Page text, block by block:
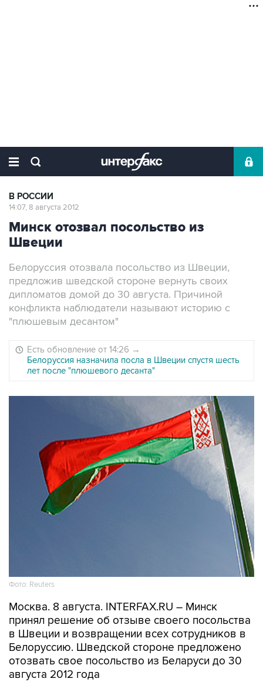
В РОССИИ
14:07, 8 августа 2012
Минск отозвал посольство из
Швеции
Белоруссия отозвала посольство из Швеции,
предложив шведской стороне вернуть своих
дипломатов домой до 30 августа. Причиной
конфликта наблюдатели называют историю с
"плюшевым десантом"
Есть обновление от 14:26 →
Белоруссия назначила посла в Швеции спустя шесть
лет после "плюшевого десанта"
Фото: Reuters
Москва. 8 августа. INTERFAX.RU – Минск
принял решение об отзыве своего посольства
в Швеции и возвращении всех сотрудников в
Белоруссию. Шведской стороне предложено
отозвать свое посольство из Беларуси до 30
августа 2012 года